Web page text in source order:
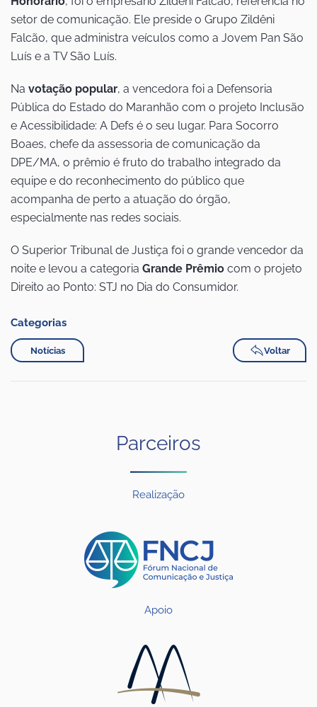
setor de comunicação. Ele preside o Grupo Zildêni
Falcão, que administra veículos como a Jovem Pan São
Luís e a TV São Luís.
Na votação popular, a vencedora foi a Defensoria
Pública do Estado do Maranhão com o projeto Inclusão
e Acessibilidade: A Defs é o seu lugar. Para Socorro
Boaes, chefe da assessoria de comunicação da
DPE/MA, o prêmio é fruto do trabalho integrado da
equipe e do reconhecimento do público que
acompanha de perto a atuação do órgão,
especialmente nas redes sociais.
O Superior Tribunal de Justiça foi o grande vencedor da
noite e levou a categoria Grande Prêmio com o projeto
Direito ao Ponto: STJ no Dia do Consumidor.
Categorias
Notícias Voltar
Parceiros
Realização
Apoio